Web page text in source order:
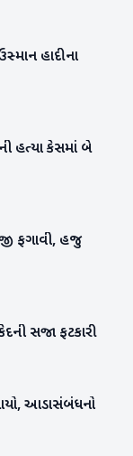
હાદીના
હત્યા કેસમાં બે
ફગાવી, હજુ
સજા ફટકારી
આડાસંબંધનો